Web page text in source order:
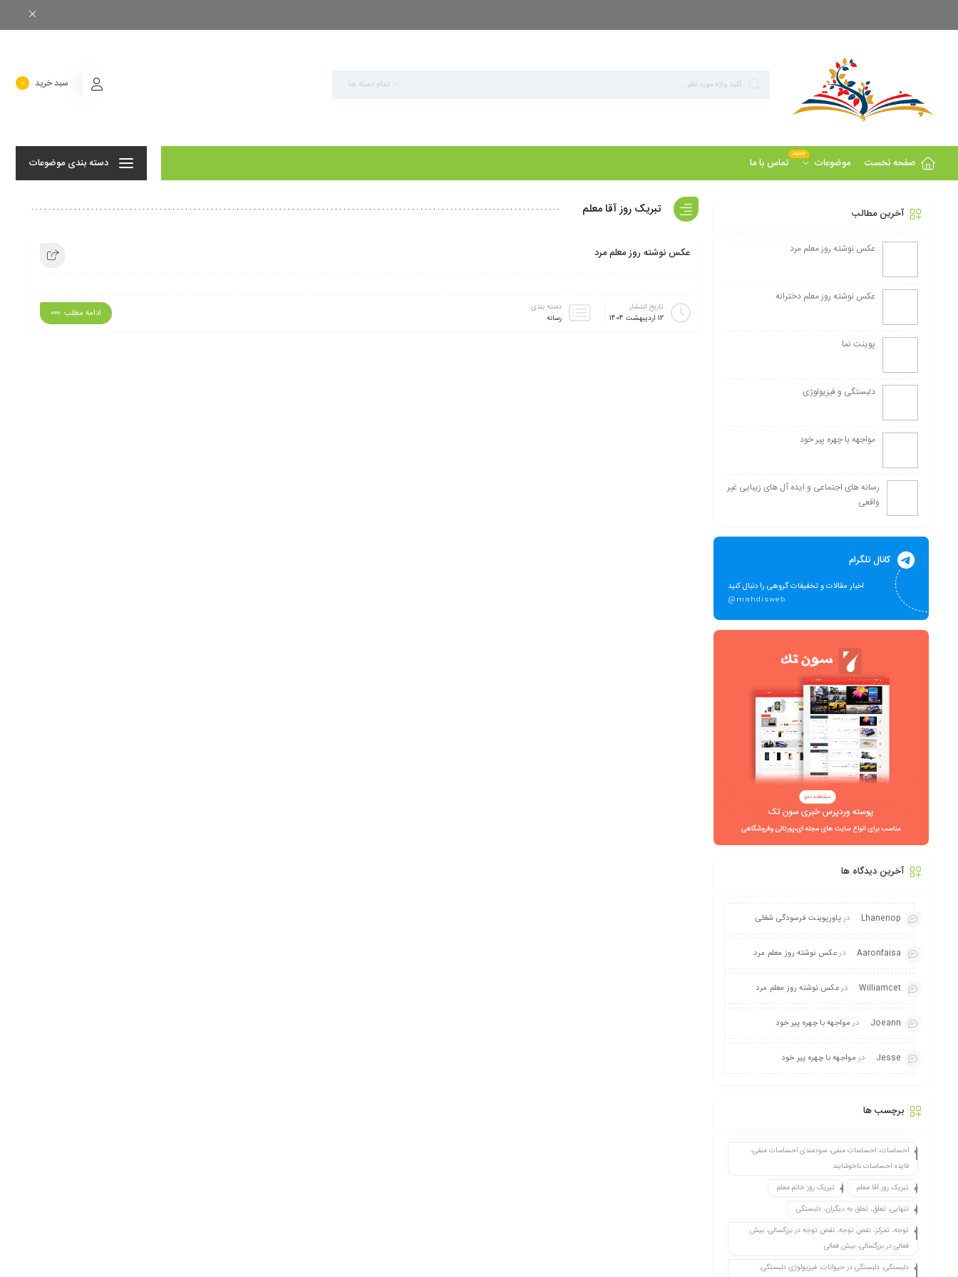
تمام دسته ها سبد خرید 0
صفحه نخست موضوعات
جدید
تماس با ما دسته بندی موضوعات
تبریک روز آقا معلم
عکس نوشته روز معلم مرد
تاریخ انتشار
12 اردیبهشت 1404
دسته بندی
رسانه
ادامه مطلب
آخرین مطالب
عکس نوشته روز معلم مرد
عکس نوشته روز معلم دخترانه
پوینت نما
دلبستگی و فیزیولوژی
مواجهه با چهره پیر خود
رسانه های اجتماعی و ایده آل های زیبایی غیر
واقعی
کانال تلگرام
اخبار مقالات و تخفیفات گروهی را دنبال کنید
@mahdisweb
آخرین دیدگاه ها
Lhanenop درپاورپوینت فرسودگی شغلی
Aaronfaisa درعکس نوشته روز معلم مرد
Williamcet درعکس نوشته روز معلم مرد
Joeann درمواجهه با چهره پیر خود
Jesse درمواجهه با چهره پیر خود
برچسب ها
احساسات، احساسات منفی، سودمندی احساسات منفی،
فایده احساسات ناخوشایند
تبریک روز آقا معلم
تبریک روز خانم معلم
تنهایی، تعلق، تعلق به دیگران، دلبستگی
توجه، تمرکز، نقص توجه، نقص توجه در بزرگسالی، بیش
فعالی در بزرگسالی، بیش فعالی
دلبستگی، دلبستگی در حیوانات، فیزیولوژی دلبستگی،